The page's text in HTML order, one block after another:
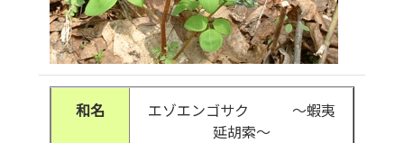
和名
エゾエンゴサク ～蝦夷
延胡索～